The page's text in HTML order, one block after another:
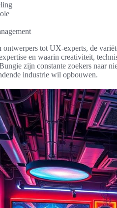
ontwerpers tot UX-experts, de
en waarin creativiteit,
zijn constante zoekers naar
industrie wil opbouwen.